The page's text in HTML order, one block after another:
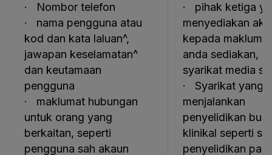
· Nombor telefon
· nama pengguna atau
kod dan kata laluan^,
jawapan keselamatan^
dan keutamaan
pengguna
· maklumat hubungan
untuk orang yang
berkaitan, seperti
pengguna sah akaun
· pihak ketiga
menyediakan
kepada
anda sediakan,
syarikat media
· Syarikat yang
menjalankan
penyelidikan
klinikal seperti
penyelidikan